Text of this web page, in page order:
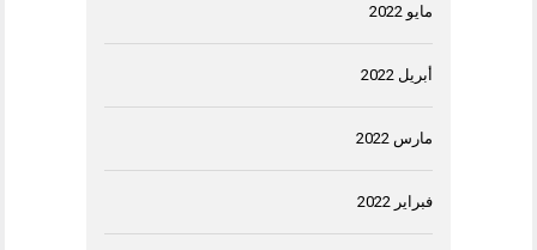
مايو 2022
أبريل 2022
مارس 2022
فبراير 2022